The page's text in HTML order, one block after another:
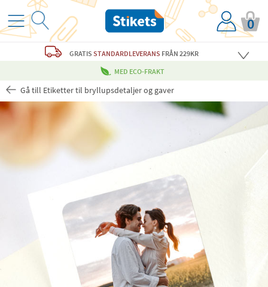
0
GRATIS STANDARDLEVERANS FRÅN 229KR
MED ECO-FRAKT
Gå till Etiketter til bryllupsdetaljer og gaver